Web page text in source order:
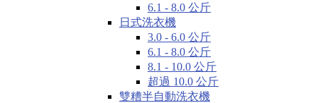
6.1 - 8.0 公斤
日式洗衣機
3.0 - 6.0 公斤
6.1 - 8.0 公斤
8.1 - 10.0 公斤
超過 10.0 公斤
雙糟半自動洗衣機